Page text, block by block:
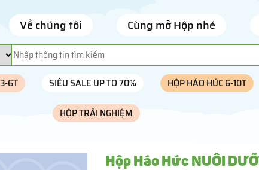
Về chúng tôi Cùng mở Hộp nhé
6T SIÊU SALE UP TO 70% HỘP HÁO HỨC 6-10T
HỘP TRẢI NGHIỆM
Hộp Háo Hức NUÔI